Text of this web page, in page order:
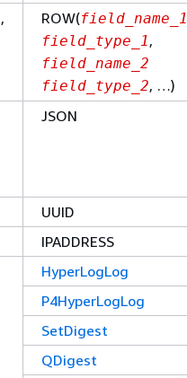
, ROW(field_name_1
field_type_1,
field_name_2
field_type_2, …)
JSON
UUID
IPADDRESS
HyperLogLog
P4HyperLogLog
SetDigest
QDigest